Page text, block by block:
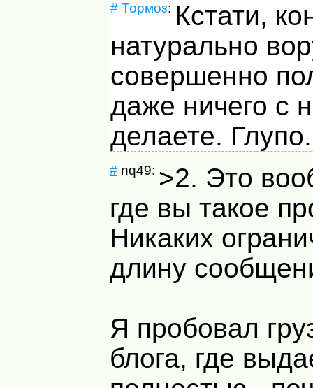
# Тормоз: Кстати,
натурально
совершенно
даже ничего с
делаете. Глупо.
#nq49: >2. Это
где вы такое
Никаких
длину
Я пробовал
блога, где